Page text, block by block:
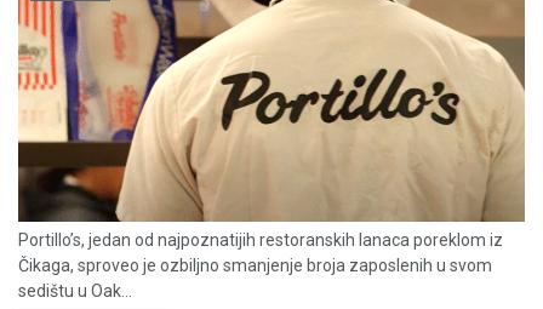
Portillo’s, jedan od najpoznatijih restoranskih lanaca poreklom iz
Čikaga, sproveo je ozbiljno smanjenje broja zaposlenih u svom
sedištu u Oak...